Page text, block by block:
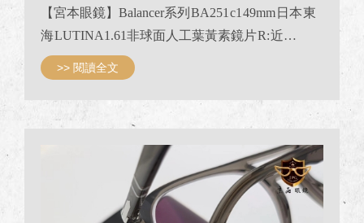
【宮本眼鏡】Balancer系列 BA251 c1 49mm 日本 東
海 LUTINA 1.61非球面人工葉黃素鏡片 R: 近
視-3.75 散光-0.50 L: 近視-3.50 散光-0.50 ​​​​​​JPG京品眼
鏡 BALANCER專賣 #BALANCEREYEWEAR
#JPG京品眼鏡 #jpg京品眼鏡日本手工眼鏡專賣 #日
本手工框 #京品眼鏡
>> 閱讀全文